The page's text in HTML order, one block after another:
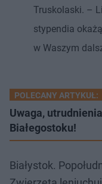
Truskolaski. –
stypendia
w Waszym
POLECANY ARTYKUŁ:
Uwaga,
Białegostoku!
Białystok.